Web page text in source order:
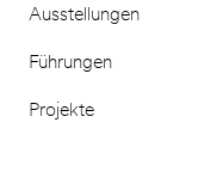
Ausstellungen
Führungen
Projekte